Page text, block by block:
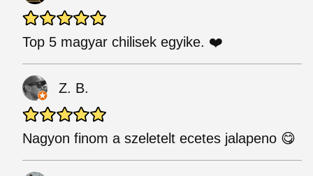
Top 5 magyar chilisek egyike. ❤️
Z. B.
Nagyon finom a szeletelt ecetes jalapeno 😋